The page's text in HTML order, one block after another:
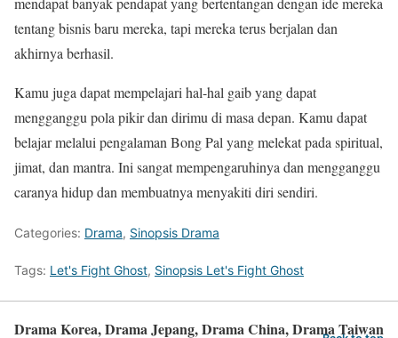
tentang bisnis baru mereka, tapi mereka terus berjalan dan
akhirnya berhasil.
Kamu juga dapat mempelajari hal-hal gaib yang dapat
mengganggu pola pikir dan dirimu di masa depan. Kamu dapat
belajar melalui pengalaman Bong Pal yang melekat pada spiritual,
jimat, dan mantra. Ini sangat mempengaruhinya dan mengganggu
caranya hidup dan membuatnya menyakiti diri sendiri.
Categories: Drama, Sinopsis Drama
Tags: Let's Fight Ghost, Sinopsis Let's Fight Ghost
Drama Korea, Drama Jepang, Drama China, Drama Taiwan